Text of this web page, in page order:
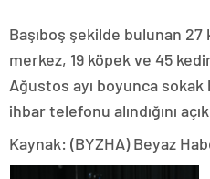
Başıboş şekilde bulunan
merkez, 19 köpek ve 45
Ağustos ayı boyunca sokak
ihbar telefonu alındığını
Kaynak: (BYZHA) Beyaz